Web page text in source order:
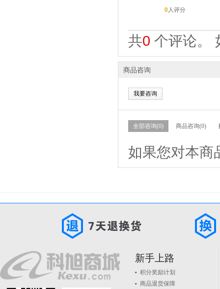
0人评分
共0 个评论。
商品咨询
我要咨询
全部咨询(0) 商品咨询(0)
如果您对本商
新手上路
积分奖励计划
商品退货保障